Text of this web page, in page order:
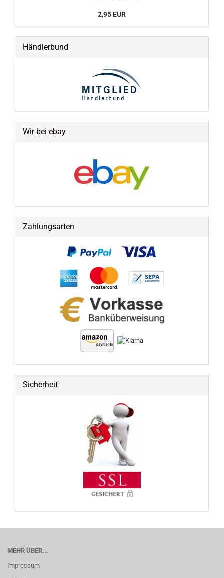
2,95 EUR
Händlerbund
Wir bei ebay
Zahlungsarten
Sicherheit
MEHR ÜBER...
Impressum